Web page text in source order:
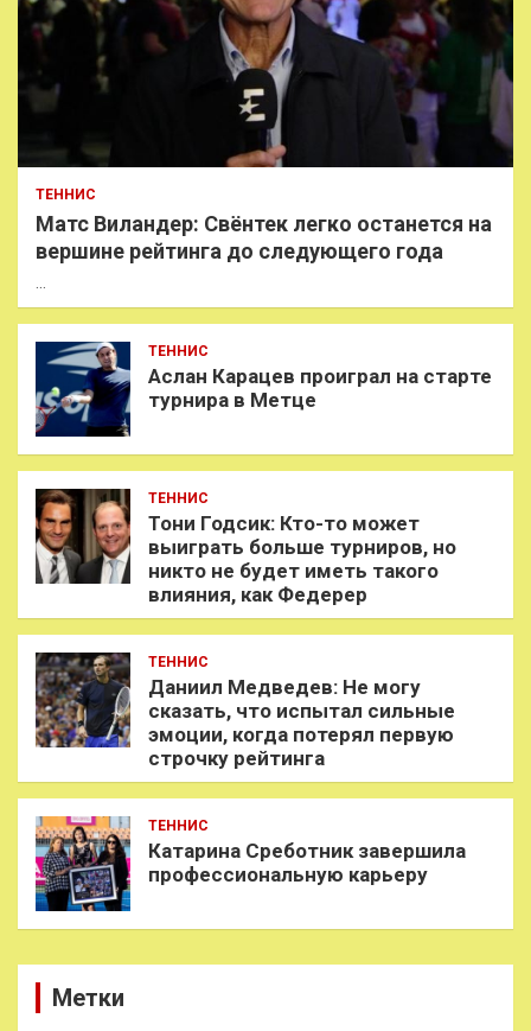
ТЕННИС
Матс Виландер: Свёнтек легко останется на
вершине рейтинга до следующего года
ТЕННИС
Аслан Карацев проиграл на старте
турнира в Метце
ТЕННИС
Тони Годсик: Кто-то может
выиграть больше турниров, но
никто не будет иметь такого
влияния, как Федерер
ТЕННИС
Даниил Медведев: Не могу
сказать, что испытал сильные
эмоции, когда потерял первую
строчку рейтинга
ТЕННИС
Катарина Среботник завершила
профессиональную карьеру
Метки